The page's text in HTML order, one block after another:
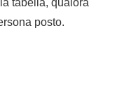
tabella, qualora
posto.